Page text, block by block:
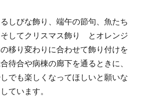
しびな飾り、端午の節句、魚たち
してクリスマス飾り とオレンジ
移り変わりに合わせて飾り付けを
待合や病棟の廊下を通るときに、
でも楽しくなってほしいと願いな
ています。